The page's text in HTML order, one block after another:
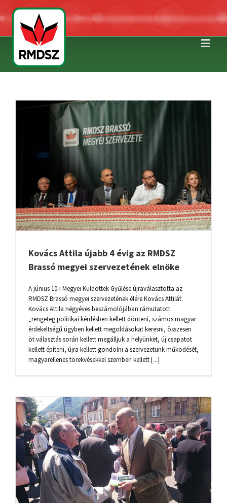
Kovács Attila újabb 4 évig az RMDSZ
Brassó megyei szervezetének elnöke
A június 10-i Megyei Küldöttek Gyűlése újraválasztotta az
RMDSZ Brassó megyei szervezetének élére Kovács Attilát.
Kovács Attila négyéves beszámolójában rámutatott:
„rengeteg politikai kérdésben kellett dönteni, számos magyar
érdekeltségű ügyben kellett megoldásokat keresni, összesen
öt választás során kellett megálljuk a helyünket, új csapatot
kellett építeni, újra kellett gondolni a szervezetünk működését,
magyarellenes törekvésekkel szemben kellett [...]